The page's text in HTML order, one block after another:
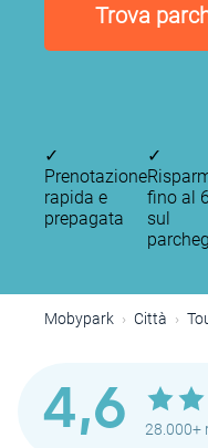
Trova
✓
Prenotazione
rapida e
prepagata
✓
fino al
sul
Mobypark Città
4,6 28.000+